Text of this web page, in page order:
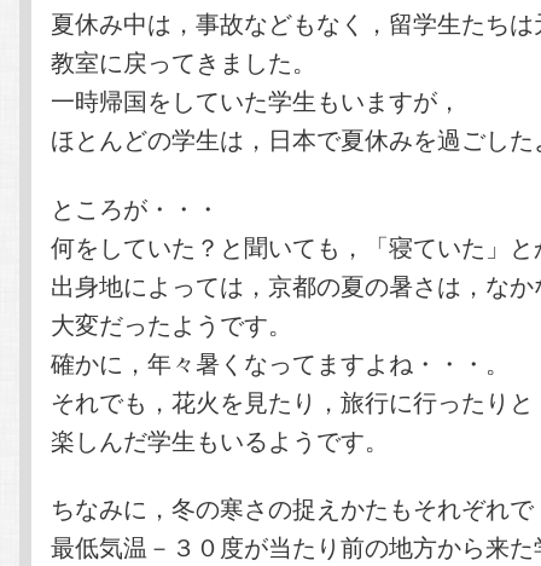
夏休み中は，事故などもなく，留学生たち
教室に戻ってきました。
一時帰国をしていた学生もいますが，
ほとんどの学生は，日本で夏休みを過ごし
ところが・・・
何をしていた？と聞いても，「寝ていた」
出身地によっては，京都の夏の暑さは，な
大変だったようです。
確かに，年々暑くなってますよね・・・。
それでも，花火を見たり，旅行に行ったりと
楽しんだ学生もいるようです。
ちなみに，冬の寒さの捉えかたもそれぞれで
最低気温－３０度が当たり前の地方から来